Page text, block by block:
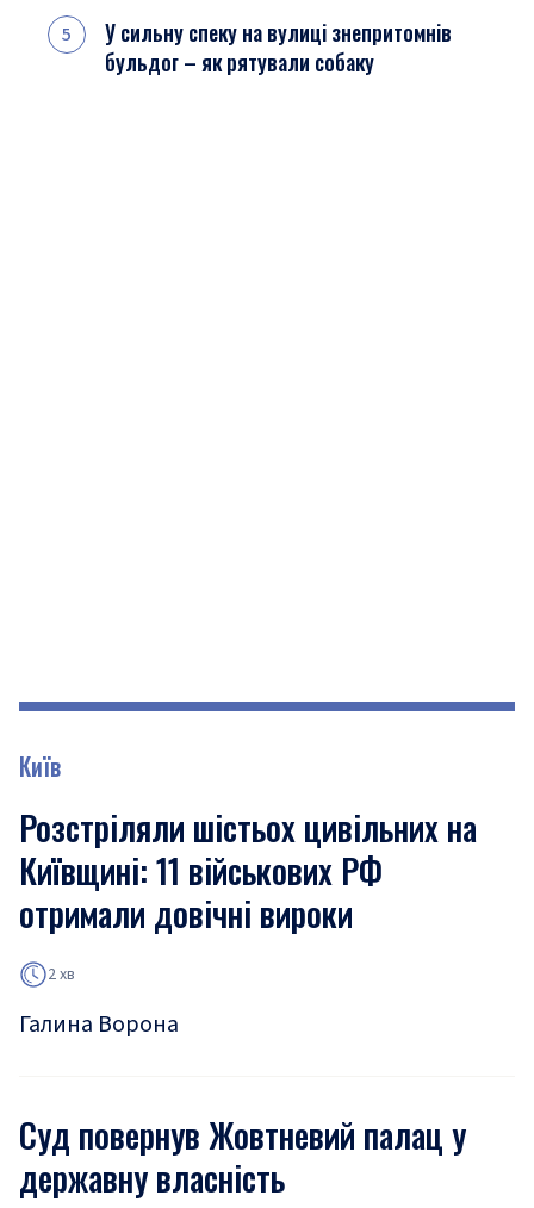
У сильну спеку на вулиці знепритомнів
бульдог – як рятували собаку
Київ
Розстріляли шістьох цивільних на
Київщині: 11 військових РФ
отримали довічні вироки
2 хв
Галина Ворона
Суд повернув Жовтневий палац у
державну власність